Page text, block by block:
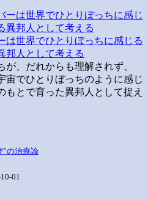
は世界でひとりぼっちに感じる
邦人として考える
、だれからも理解されず、
宙でひとりぼっちのように感じ
もとで育った異邦人として捉え
の治療論
01